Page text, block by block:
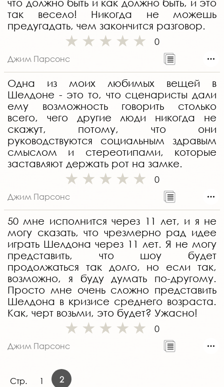
что должно быть и как должно быть, и это
так весело! Никогда не можешь
предугадать, чем закончится разговор.
0
Джим Парсонс
Одна из моих любимых вещей в
Шелдоне - это то, что сценаристы дали
ему возможность говорить столько
всего, чего другие люди никогда не
скажут, потому, что они
руководствуются социальным здравым
смыслом и стереотипами, которые
заставляют держать рот на замке.
0
Джим Парсонс
50 мне исполнится через 11 лет, и я не
могу сказать, что чрезмерно рад идее
играть Шелдона через 11 лет. Я не могу
представить, что шоу будет
продолжаться так долго, но если так,
возможно, я буду думать по-другому.
Просто мне очень сложно представить
Шелдона в кризисе среднего возраста.
Как, черт возьми, это будет? Ужасно!
0
Джим Парсонс
Стр. 1 2